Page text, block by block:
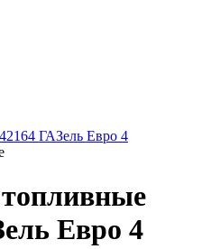
ГАЗель Евро 4
Евро 4